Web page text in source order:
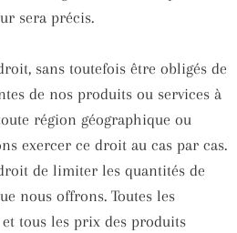
sera précis.
sans toutefois être obligés de
de nos produits ou services à
région géographique ou
exercer ce droit au cas par cas.
de limiter les quantités de
nous offrons. Toutes les
tous les prix des produits